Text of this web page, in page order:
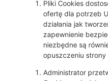
Pliki Cookies
ofertę dla potrzeb
działania jak
zapewnienie
niezbędne są
opuszczeniu strony
Administrator